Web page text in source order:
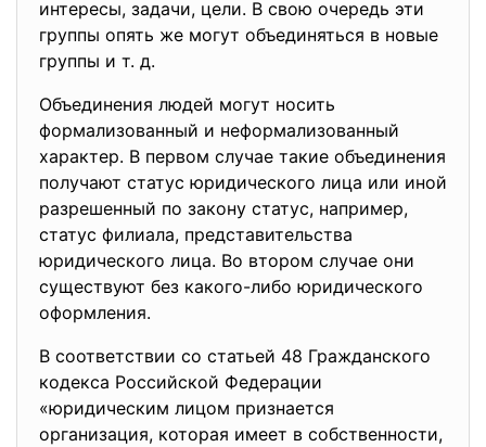
интересы, задачи, цели. В свою очередь эти
группы опять же могут объединяться в новые
группы и т. д.
Объединения людей могут носить
формализованный и неформализованный
характер. В первом случае такие объединения
получают статус юридического лица или иной
разрешенный по закону статус, например,
статус филиала, представительства
юридического лица. Во втором случае они
существуют без какого-либо юридического
оформления.
В соответствии со статьей 48 Гражданского
кодекса Российской Федерации
«юридическим лицом признается
организация, которая имеет в собственности,